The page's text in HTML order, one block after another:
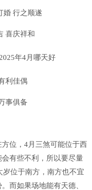
婚 行之顺遂
喜庆祥和
利佳偶
事俱备
位，4月三煞可能位于西
有些不利，所以要尽量
位于南方，南方也不宜
而如果场地能有天德、